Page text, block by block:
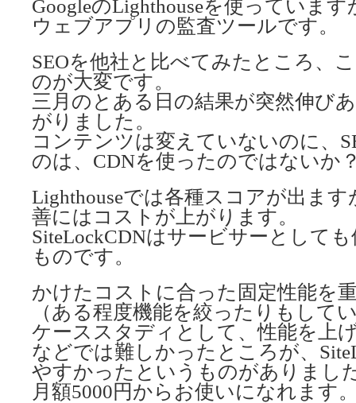
GoogleのLighthouseを使っています
ウェブアプリの監査ツールです。
SEOを他社と比べてみたところ、
のが大変です。
三月のとある日の結果が突然伸び
がりました。
コンテンツは変えていないのに、
のは、CDNを使ったのではないか
Lighthouseでは各種スコアが出ま
善にはコストが上がります。
SiteLockCDNはサービサーとして
ものです。
かけたコストに合った固定性能を
（ある程度機能を絞ったりもして
ケーススタディとして、性能を上
などでは難しかったところが、
やすかったというものがありまし
月額5000円からお使いになれます